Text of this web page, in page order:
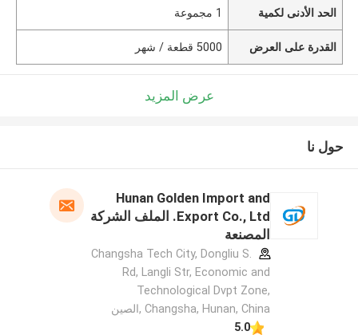
الحد الأدنى لكمية 1 مجموعة
القدرة على العرض 5000 قطعة / شهر
عرض المزيد
حول نا
Hunan Golden Import and
Export Co., Ltd. الملف الشركة
المصنعة
Changsha Tech City, Dongliu S.
Rd, Langli Str, Economic and
Technological Dvpt Zone,
Changsha, Hunan, China ,الصين
5.0